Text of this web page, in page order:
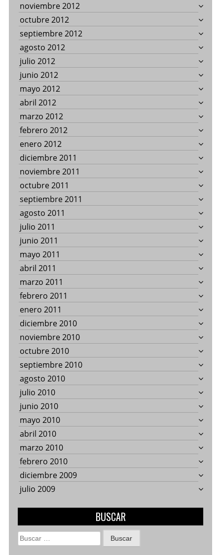
noviembre 2012
octubre 2012
septiembre 2012
agosto 2012
julio 2012
junio 2012
mayo 2012
abril 2012
marzo 2012
febrero 2012
enero 2012
diciembre 2011
noviembre 2011
octubre 2011
septiembre 2011
agosto 2011
julio 2011
junio 2011
mayo 2011
abril 2011
marzo 2011
febrero 2011
enero 2011
diciembre 2010
noviembre 2010
octubre 2010
septiembre 2010
agosto 2010
julio 2010
junio 2010
mayo 2010
abril 2010
marzo 2010
febrero 2010
diciembre 2009
julio 2009
BUSCAR
Buscar: